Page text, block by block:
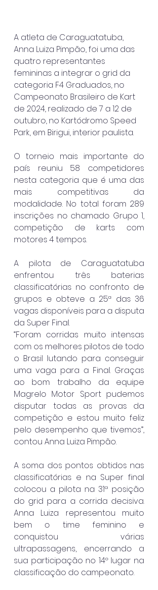
A atleta de Caraguatatuba,
Anna Luiza Pimpão, foi uma das
quatro representantes
femininas a integrar o grid da
categoria F4 Graduados, no
Campeonato Brasileiro de Kart
de 2024, realizado de 7 a 12 de
outubro, no Kartódromo Speed
Park, em Birigui, interior paulista.
O torneio mais importante do
país reuniu 58 competidores
nesta categoria que é uma das
mais competitivas da
modalidade. No total foram 289
inscrições no chamado Grupo 1,
competição de karts com
motores 4 tempos.
A pilota de Caraguatatuba
enfrentou três baterias
classificatórias no confronto de
grupos e obteve a 25ª das 36
vagas disponíveis para a disputa
da Super Final.
“Foram corridas muito intensas
com os melhores pilotos de todo
o Brasil lutando para conseguir
uma vaga para a Final. Graças
ao bom trabalho da equipe
Magrelo Motor Sport pudemos
disputar todas as provas da
competição e estou muito feliz
pelo desempenho que tivemos”,
contou Anna Luiza Pimpão.
A soma dos pontos obtidos nas
classificatórias e na Super final
colocou a pilota na 31ª posição
do grid para a corrida decisiva.
Anna Luiza representou muito
bem o time feminino e
conquistou várias
ultrapassagens, encerrando a
sua participação no 14º lugar na
classificação do campeonato.